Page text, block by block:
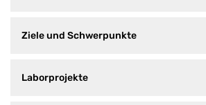
Ziele und Schwerpunkte
Laborprojekte